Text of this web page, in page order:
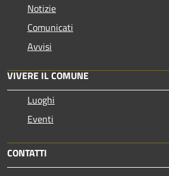
Notizie
Comunicati
Avvisi
VIVERE IL COMUNE
Luoghi
Eventi
CONTATTI